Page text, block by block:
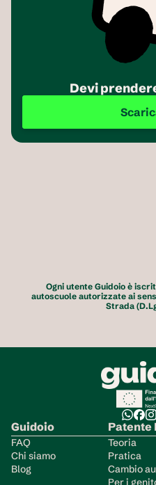
Devi
Ogni utente Guidoio è
autoscuole autorizzate ai
Strada
Guidoio
FAQ
Chi siamo
Blog
Patente
Teoria
Pratica
Cambio
Per i